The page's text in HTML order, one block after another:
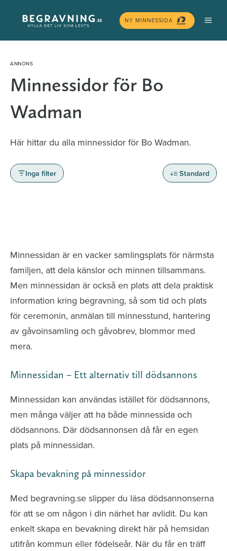
innehåll
NY MINNESSIDA
Minnessidor för Bo
Wadman
Här hittar du alla minnessidor för Bo Wadman.
Inga filter Standard
Minnessidan är en vacker samlingsplats för närmsta
familjen, att dela känslor och minnen tillsammans.
Men minnessidan är också en plats att dela praktisk
information kring begravning, så som tid och plats
för ceremonin, anmälan till minnesstund, hantering
av gåvoinsamling och gåvobrev, blommor med
mera.
Minnessidan – Ett alternativ till dödsannons
Minnessidan kan användas istället för dödsannons,
men många väljer att ha både minnessida och
dödsannons. Där dödsannonsen då får en egen
plats på minnessidan.
Skapa bevakning på minnessidor
Med begravning.se slipper du läsa dödsannonserna
för att se om någon i din närhet har avlidit. Du kan
enkelt skapa en bevakning direkt här på hemsidan
utifrån kommun eller födelseår. När du får en träff